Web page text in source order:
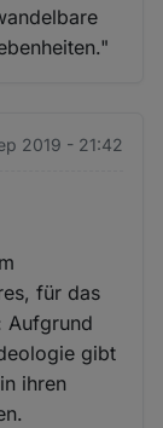
2019 - 21:42
für das
Aufgrund
gibt
ihren